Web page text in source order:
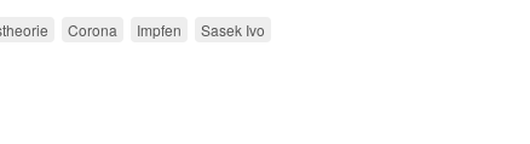
Corona Impfen Sasek Ivo